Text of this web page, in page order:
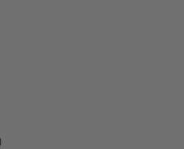
del formato
en